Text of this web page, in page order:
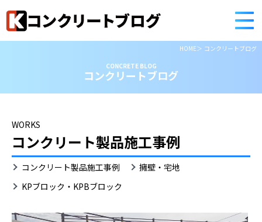
CONCRETE BLOG
コンクリートブログ
HOME コンクリートブログ
WORKS
コンクリート製品施工事例
KP
ブ
ロ
ク・
コンクリート製品施工事例
擁壁・宅地
KPブロック・KPBブロック